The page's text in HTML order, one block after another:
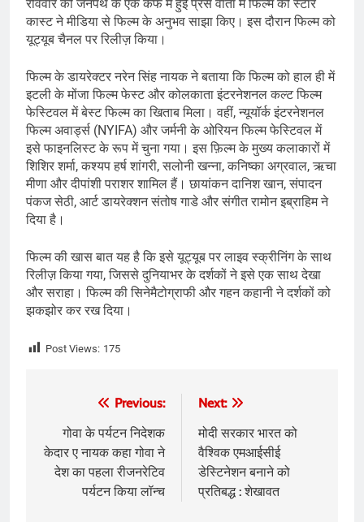
रविवार को जनपथ के एक कैफे में हुई प्रेस वार्ता में फिल्म की स्टार
कास्ट ने मीडिया से फिल्म के अनुभव साझा किए। इस दौरान फिल्म को
यूट्यूब चैनल पर रिलीज़ किया।
फिल्म के डायरेक्टर नरेन सिंह नायक ने बताया कि फिल्म को हाल ही में
इटली के मोंजा फिल्म फेस्ट और कोलकाता इंटरनेशनल कल्ट फिल्म
फेस्टिवल में बेस्ट फिल्म का खिताब मिला। वहीं, न्यूयॉर्क इंटरनेशनल
फिल्म अवार्ड्स (NYIFA) और जर्मनी के ओरियन फिल्म फेस्टिवल में
इसे फाइनलिस्ट के रूप में चुना गया। इस फ़िल्म के मुख्य कलाकारों में
शिशिर शर्मा, कश्यप हर्ष शांगरी, सलोनी खन्ना, कनिष्का अग्रवाल, ऋचा
मीणा और दीपांशी पराशर शामिल हैं। छायांकन दानिश खान, संपादन
पंकज सेठी, आर्ट डायरेक्शन संतोष गाडे और संगीत रामोन इब्राहिम ने
दिया है।
फिल्म की खास बात यह है कि इसे यूट्यूब पर लाइव स्क्रीनिंग के साथ
रिलीज़ किया गया, जिससे दुनियाभर के दर्शकों ने इसे एक साथ देखा
और सराहा। फिल्म की सिनेमैटोग्राफी और गहन कहानी ने दर्शकों को
झकझोर कर रख दिया।
Post Views: 175
navigation
Previous:
गोवा के पर्यटन निदेशक
केदार ए नायक कहा गोवा ने
देश का पहला रीजनरेटिव
पर्यटन किया लॉन्च
Next:
मोदी सरकार भारत को
वैश्विक एमआईसीई
डेस्‍टिनेशन बनाने को
प्रतिबद्ध : शेखावत